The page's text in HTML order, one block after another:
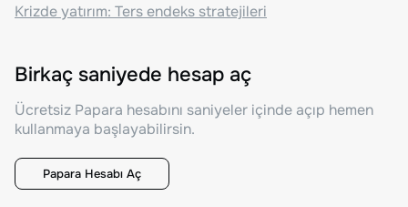
Krizde yatırım: Ters endeks stratejileri
Birkaç saniyede hesap aç
Ücretsiz Papara hesabını saniyeler içinde açıp hemen
kullanmaya başlayabilirsin.
Papara Hesabı Aç